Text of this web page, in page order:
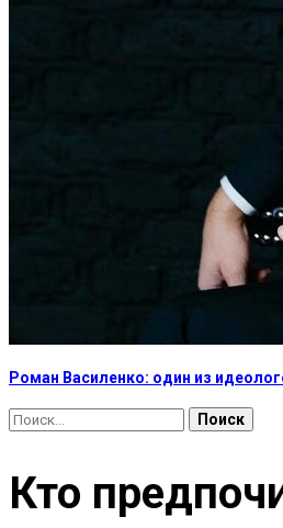
Роман Василенко: один из
Найти:
Кто